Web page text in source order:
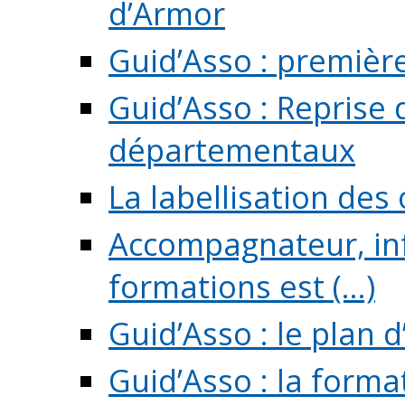
d’Armor
Guid’Asso :
Guid’Asso :
départementaux
La labellisation
Accompagnateur,
formations est (...)
Guid’Asso : le plan
Guid’Asso : la